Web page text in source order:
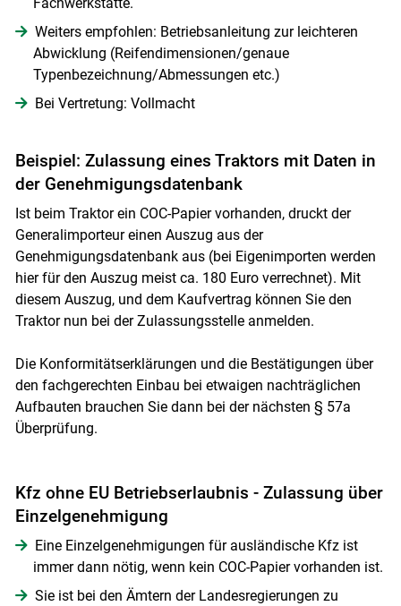
Weiters empfohlen: Betriebsanleitung zur leichteren
Abwicklung (Reifendimensionen/genaue
Typenbezeichnung/Abmessungen etc.)
Bei Vertretung: Vollmacht
Beispiel: Zulassung eines Traktors mit Daten in
der Genehmigungsdatenbank
Ist beim Traktor ein COC-Papier vorhanden, druckt der
Generalimporteur einen Auszug aus der
Genehmigungsdatenbank aus (bei Eigenimporten werden
hier für den Auszug meist ca. 180 Euro verrechnet). Mit
diesem Auszug, und dem Kaufvertrag können Sie den
Traktor nun bei der Zulassungsstelle anmelden.
Die Konformitätserklärungen und die Bestätigungen über
den fachgerechten Einbau bei etwaigen nachträglichen
Aufbauten brauchen Sie dann bei der nächsten § 57a
Überprüfung.
Kfz ohne EU Betriebserlaubnis - Zulassung über
Einzelgenehmigung
Eine Einzelgenehmigungen für ausländische Kfz ist
immer dann nötig, wenn kein COC-Papier vorhanden ist.
Sie ist bei den Ämtern der Landesregierungen zu